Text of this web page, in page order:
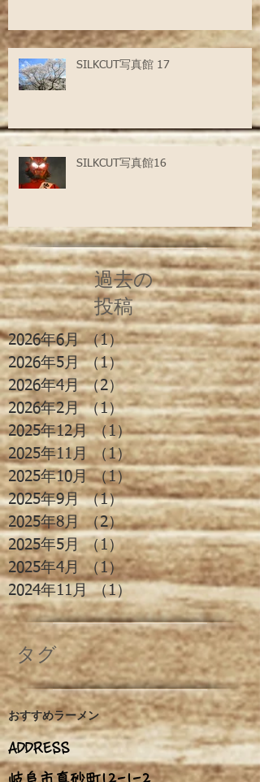
SILKCUT写真館 17
SILKCUT写真館16
過去の
投稿
2026年6月 （1）1件の記事
2026年5月 （1）1件の記事
2026年4月 （2）2件の記事
2026年2月 （1）1件の記事
2025年12月 （1）1件の記事
2025年11月 （1） 1件の記事
2025年10月 （1） 1件の記事
2025年9月 （1）1件の記事
2025年8月 （2）2件の記事
2025年5月 （1）1件の記事
2025年4月
（1） 1件の記事
2024年11月 （1） 1件の記事
タグ
おすすめラーメン
ADDRESS